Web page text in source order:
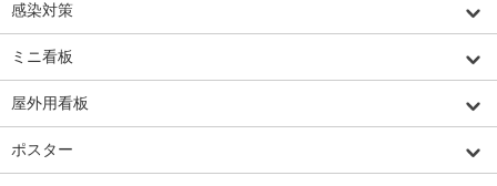
感染対策
ミニ看板
屋外用看板
ポスター